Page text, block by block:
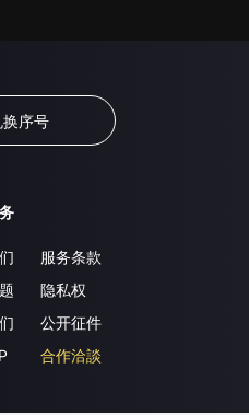
换序号
服务条款
隐私权
公开征件
合作洽談